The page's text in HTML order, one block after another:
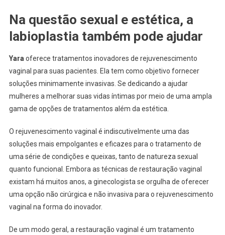
Na questão sexual e estética, a
labioplastia também pode ajudar
Yara oferece tratamentos inovadores de rejuvenescimento
vaginal para suas pacientes. Ela tem como objetivo fornecer
soluções minimamente invasivas. Se dedicando a ajudar
mulheres a melhorar suas vidas íntimas por meio de uma ampla
gama de opções de tratamentos além da estética.
O rejuvenescimento vaginal é indiscutivelmente uma das
soluções mais empolgantes e eficazes para o tratamento de
uma série de condições e queixas, tanto de natureza sexual
quanto funcional. Embora as técnicas de restauração vaginal
existam há muitos anos, a ginecologista se orgulha de oferecer
uma opção não cirúrgica e não invasiva para o rejuvenescimento
vaginal na forma do inovador.
De um modo geral, a restauração vaginal é um tratamento